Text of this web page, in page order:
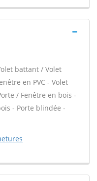
battant / Volet
en PVC - Volet
/ Fenêtre en bois -
- Porte blindée -